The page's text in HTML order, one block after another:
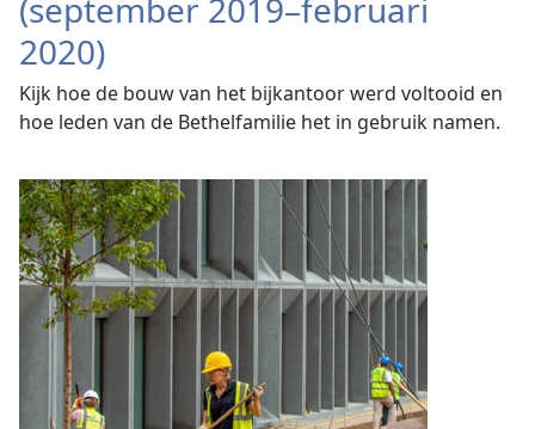
(september 2019–februari
2020)
Kijk hoe de bouw van het bijkantoor werd voltooid en
hoe leden van de Bethelfamilie het in gebruik namen.